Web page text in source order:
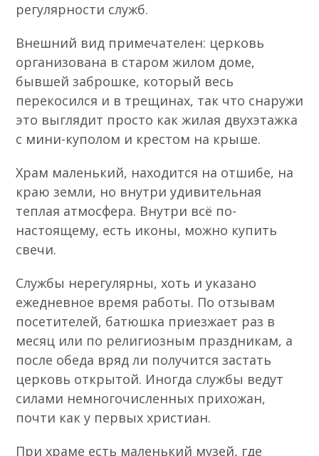
регулярности служб.
Внешний вид примечателен: церковь
организована в старом жилом доме,
бывшей заброшке, который весь
перекосился и в трещинах, так что снаружи
это выглядит просто как жилая двухэтажка
с мини-куполом и крестом на крыше.
Храм маленький, находится на отшибе, на
краю земли, но внутри удивительная
теплая атмосфера. Внутри всё по-
настоящему, есть иконы, можно купить
свечи.
Службы нерегулярны, хоть и указано
ежедневное время работы. По отзывам
посетителей, батюшка приезжает раз в
месяц или по религиозным праздникам, а
после обеда вряд ли получится застать
церковь открытой. Иногда службы ведут
силами немногочисленных прихожан,
почти как у первых христиан.
При храме есть маленький музей, где